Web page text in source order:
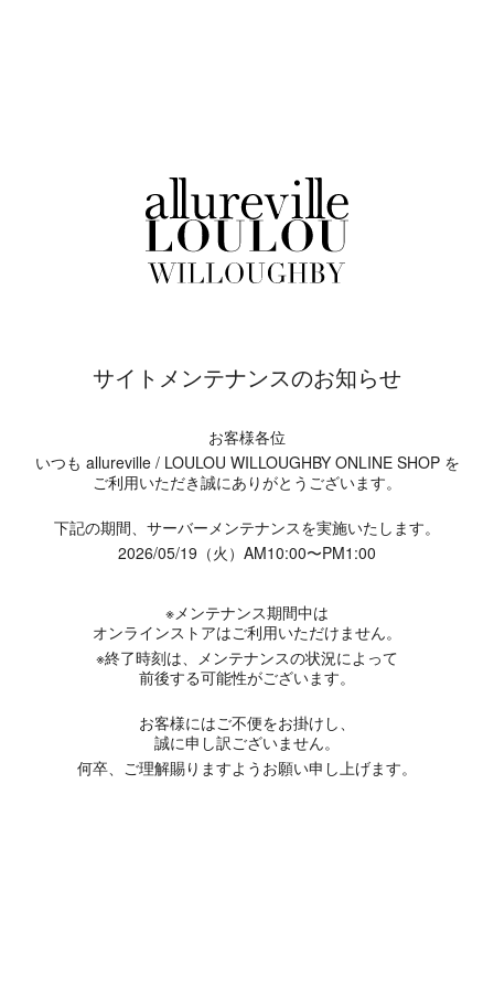
サイトメンテナンスのお知らせ
お客様各位
いつも allureville / LOULOU WILLOUGHBY ONLINE SHOP を
ご利用いただき誠にありがとうございます。
下記の期間、サーバーメンテナンスを実施いたします。
2026/05/19（火）AM10:00〜PM1:00
※メンテナンス期間中は
オンラインストアはご利用いただけません。
※終了時刻は、メンテナンスの状況によって
前後する可能性がございます。
お客様にはご不便をお掛けし、
誠に申し訳ございません。
何卒、ご理解賜りますようお願い申し上げます。